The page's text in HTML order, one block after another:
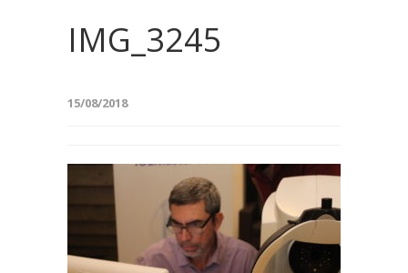
IMG_3245
15/08/2018